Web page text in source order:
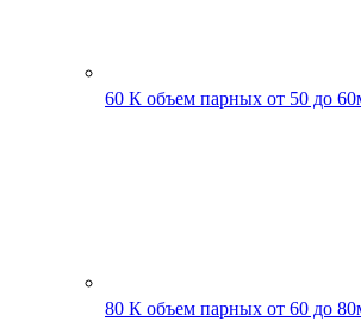
60 К объем парных от 50 до
80 К объем парных от 60 до